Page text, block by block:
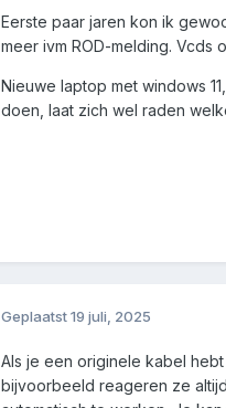
Eerste paar jaren kon ik
meer ivm ROD-melding. Vcds
Nieuwe laptop met windows
doen, laat zich wel raden
Geplaatst19 juli, 2025
Als je een originele kabel
bijvoorbeeld reageren ze